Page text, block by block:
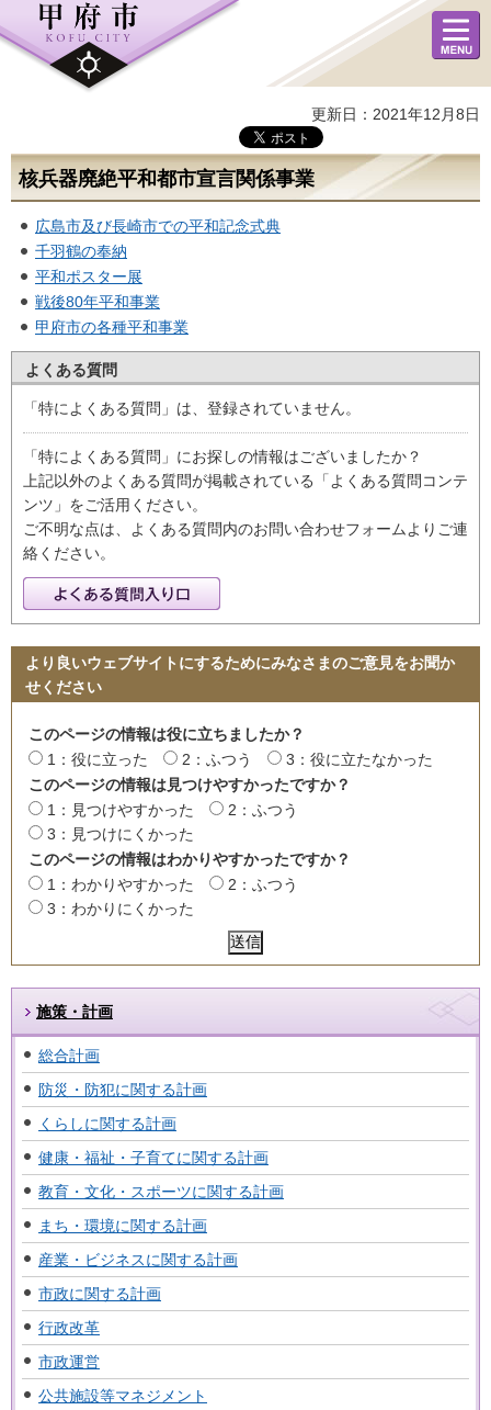
メニュ
ー
更新日：2021年12月8日
核兵器廃絶平和都市宣言関係事業
広島市及び長崎市での平和記念式典
千羽鶴の奉納
平和ポスター展
戦後80年平和事業
甲府市の各種平和事業
よくある質問
「特によくある質問」は、登録されていません。
「特によくある質問」にお探しの情報はございましたか？
上記以外のよくある質問が掲載されている「よくある質問コンテ
ンツ」をご活用ください。
ご不明な点は、よくある質問内のお問い合わせフォームよりご連
絡ください。
より良いウェブサイトにするためにみなさまのご意見をお聞か
せください
このページの情報は役に立ちましたか？
1：役に立った
2：ふつう
3：役に立たなかった
このページの情報は見つけやすかったですか？
1：見つけやすかった
2：ふつう
3：見つけにくかった
このページの情報はわかりやすかったですか？
1：わかりやすかった
2：ふつう
3：わかりにくかった
施策・計画
総合計画
防災・防犯に関する計画
くらしに関する計画
健康・福祉・子育てに関する計画
教育・文化・スポーツに関する計画
まち・環境に関する計画
産業・ビジネスに関する計画
市政に関する計画
行政改革
市政運営
公共施設等マネジメント